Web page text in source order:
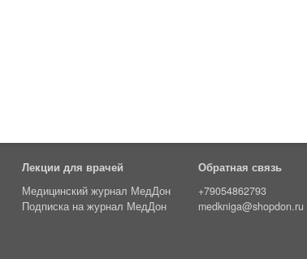
Лекции для врачей
Медицинский журнал МедДон
Подписка на журнал МедДон
Обратная связь
+79054862793
medkniga@shopdon.ru